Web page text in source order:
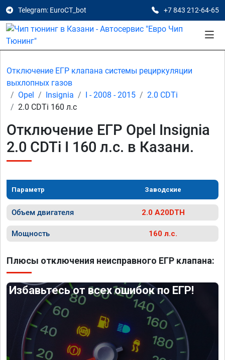
Telegram: EuroCT_bot +7 843 212-64-65
Отключение ЕГР клапана системы рециркуляции
выхлопных газов
Opel
Insignia I - 2008 - 2015
2.0 CDTi
2.0 CDTi 160 л.с
Отключение ЕГР Opel Insignia
2.0 CDTi I 160 л.с. в Казани.
Параметр Заводские
Объем двигателя 2.0 A20DTH
Мощность 160 л.с.
Плюсы отключения неисправного ЕГР клапана:
Избавьтесь от всех ошибок по ЕГР!